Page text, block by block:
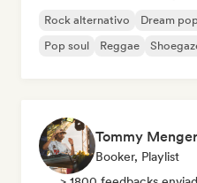
Rock alternativo Dream pop
Pop soul
Reggae
Tommy Menger
Booker, Playlist